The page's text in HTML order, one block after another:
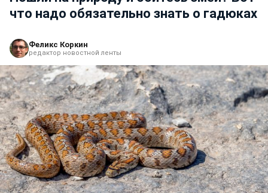
что надо обязательно знать о гадюках
Феликс Коркин
редактор новостной ленты